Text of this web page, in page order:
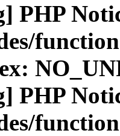
PHP
PHP